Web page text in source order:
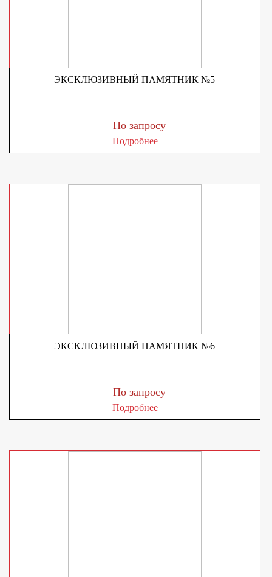
ЭКСКЛЮЗИВНЫЙ ПАМЯТНИК №5
По запросу
Подробнее
ЭКСКЛЮЗИВНЫЙ ПАМЯТНИК №6
По запросу
Подробнее